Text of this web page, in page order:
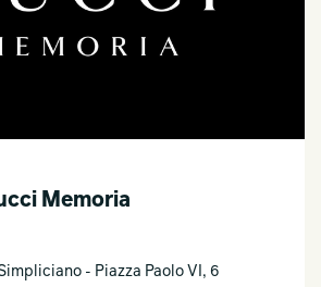
Memoria
- Piazza Paolo VI, 6